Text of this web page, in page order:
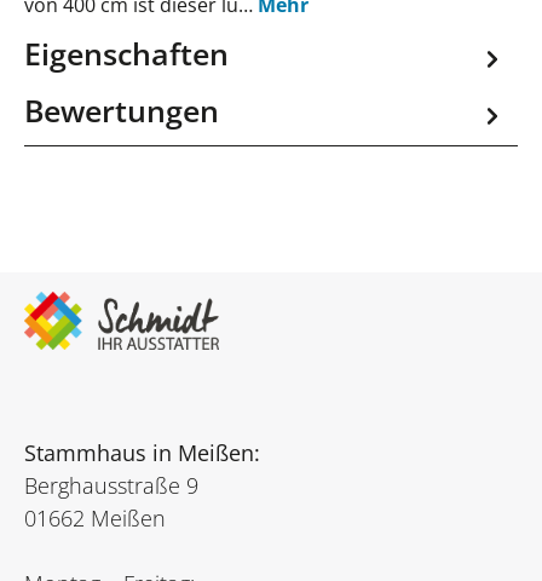
Eigenschaften
Bewertungen
Stammhaus in Meißen:
Berghausstraße 9
01662 Meißen